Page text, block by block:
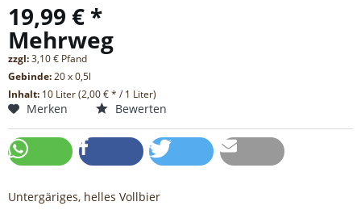
19,99 € *
Mehrweg
zzgl:3,10 € Pfand
Gebinde:20 x 0,5l
Inhalt: 10 Liter (2,00 € * / 1 Liter)
Merken Bewerten
Untergäriges, helles Vollbier